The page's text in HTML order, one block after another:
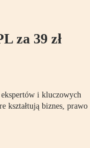
za 39 zł
i kluczowych
kształtują biznes, prawo